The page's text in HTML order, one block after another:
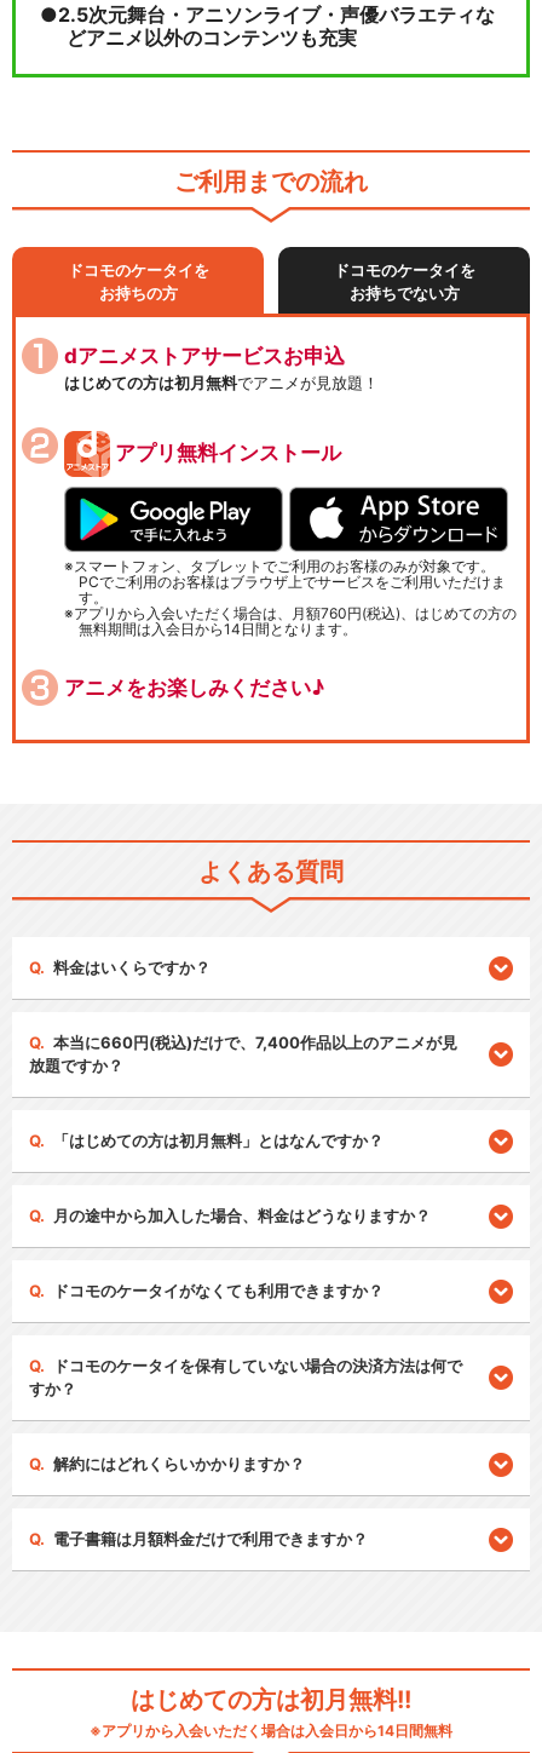
2.5次元舞台・アニソンライブ・声優バラエティな
どアニメ以外のコンテンツも充実
ご利用までの流れ
ドコモのケータイを
お持ちの方
ドコモのケータイを
お持ちでない方
dアニメストアサービスお申込
はじめての方は初月無料でアニメが見放題！
アプリ無料インストール
スマートフォン、タブレットでご利用のお客様のみが対象です。
PCでご利用のお客様はブラウザ上でサービスをご利用いただけま
す。
アプリから入会いただく場合は、月額760円(税込)、はじめての方の
無料期間は入会日から14日間となります。
アニメをお楽しみください♪
よくある質問
料金はいくらですか？
本当に660円(税込)だけで、7,400作品以上のアニメが見
放題ですか？
「はじめての方は初月無料」とはなんですか？
月の途中から加入した場合、料金はどうなりますか？
ドコモのケータイがなくても利用できますか？
ドコモのケータイを保有していない場合の決済方法は何で
すか？
解約にはどれくらいかかりますか？
電子書籍は月額料金だけで利用できますか？
はじめての方は初月無料!!
※アプリから入会いただく場合は入会日から14日間無料